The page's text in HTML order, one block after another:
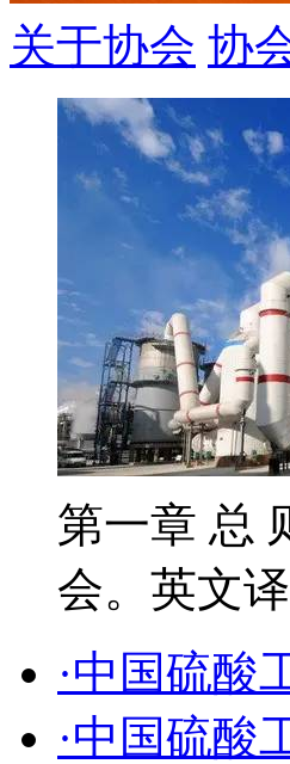
关于协会 协
第一章 总
会。英文
·中国硫酸
·中国硫酸